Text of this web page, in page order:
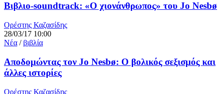
Βιβλιο-soundtrack: «Ο χιονάνθρωπος» του Jo Nesbø
Ορέστης Καζασίδης
28/03/17 10:00
Νέα / βιβλία
Αποδομώντας τον Jo Nesbø: Ο βολικός σεξισμός και
άλλες ιστορίες
Ορέστης Καζασίδης